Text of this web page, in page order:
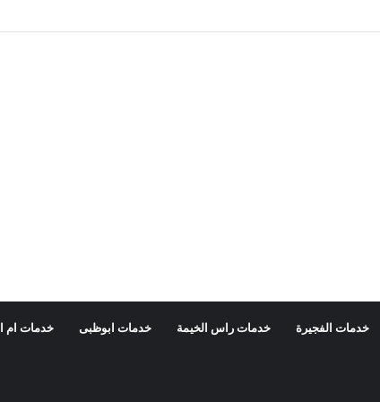
خدمات الفجيرة خدمات راس الخيمة خدمات ابوظبى خدمات ام